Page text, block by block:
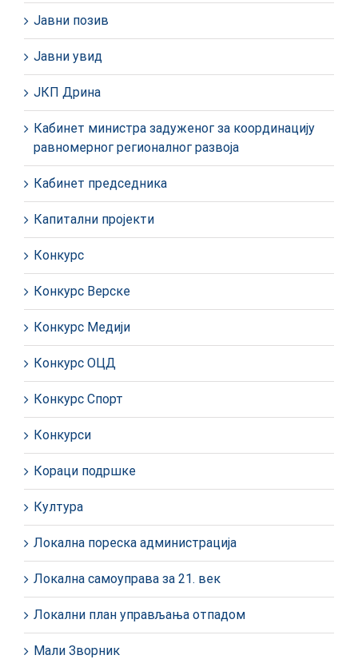
Јавни позив
Јавни увид
ЈКП Дрина
Кабинет министра задуженог за координацију
равномерног регионалног развоја
Кабинет председника
Капитални пројекти
Конкурс
Конкурс Верске
Конкурс Медији
Конкурс ОЦД
Конкурс Спорт
Конкурси
Кораци подршке
Култура
Локална пореска администрација
Локална самоуправа за 21. век
Локални план управљања отпадом
Мали Зворник